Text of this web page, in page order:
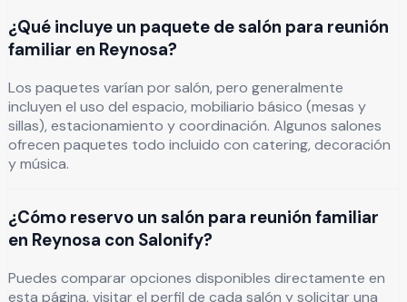
¿Qué incluye un paquete de salón para reunión
familiar en Reynosa?
Los paquetes varían por salón, pero generalmente
incluyen el uso del espacio, mobiliario básico (mesas y
sillas), estacionamiento y coordinación. Algunos salones
ofrecen paquetes todo incluido con catering, decoración
y música.
¿Cómo reservo un salón para reunión familiar
en Reynosa con Salonify?
Puedes comparar opciones disponibles directamente en
esta página, visitar el perfil de cada salón y solicitar una